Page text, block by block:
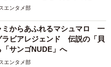
エンタメ部
ミからあふれるマシュマロ 一
ラビアレジェンド 伝説の「貝
「サンゴNUDE」へ
エンタメ部